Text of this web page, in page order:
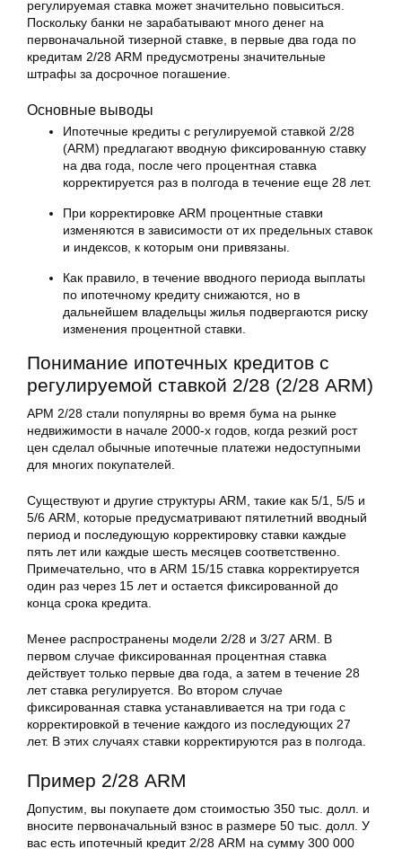
регулируемая ставка может значительно повыситься.
Поскольку банки не зарабатывают много денег на
первоначальной тизерной ставке, в первые два года по
кредитам 2/28 ARM предусмотрены значительные
штрафы за досрочное погашение.
Основные выводы
Ипотечные кредиты с регулируемой ставкой 2/28
(ARM) предлагают вводную фиксированную ставку
на два года, после чего процентная ставка
корректируется раз в полгода в течение еще 28 лет.
При корректировке ARM процентные ставки
изменяются в зависимости от их предельных ставок
и индексов, к которым они привязаны.
Как правило, в течение вводного периода выплаты
по ипотечному кредиту снижаются, но в
дальнейшем владельцы жилья подвергаются риску
изменения процентной ставки.
Понимание ипотечных кредитов с
регулируемой ставкой 2/28 (2/28 ARM)
АРМ 2/28 стали популярны во время бума на рынке
недвижимости в начале 2000-х годов, когда резкий рост
цен сделал обычные ипотечные платежи недоступными
для многих покупателей.
Существуют и другие структуры ARM, такие как 5/1, 5/5 и
5/6 ARM, которые предусматривают пятилетний вводный
период и последующую корректировку ставки каждые
пять лет или каждые шесть месяцев соответственно.
Примечательно, что в ARM 15/15 ставка корректируется
один раз через 15 лет и остается фиксированной до
конца срока кредита.
Менее распространены модели 2/28 и 3/27 ARM. В
первом случае фиксированная процентная ставка
действует только первые два года, а затем в течение 28
лет ставка регулируется. Во втором случае
фиксированная ставка устанавливается на три года с
корректировкой в течение каждого из последующих 27
лет. В этих случаях ставки корректируются раз в полгода.
Пример 2/28 ARM
Допустим, вы покупаете дом стоимостью 350 тыс. долл. и
вносите первоначальный взнос в размере 50 тыс. долл. У
вас есть ипотечный кредит 2/28 ARM на сумму 300 000